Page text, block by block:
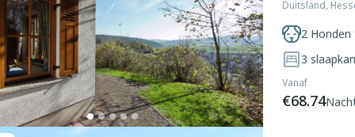
Duitsland,
2
3
Vanaf
€68.74